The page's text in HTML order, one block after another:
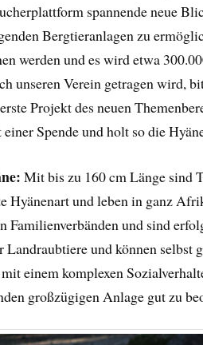
spannende neue
Bergtieranlagen zu
werden und es wird etwa
unseren Verein getragen wird,
Projekt des neuen
einer Spende und holt so die
Mit bis zu 160 cm Länge sind
Hyänenart und leben in ganz
Familienverbänden und sind
und können selbst
einem komplexen
großzügigen Anlage gut zu